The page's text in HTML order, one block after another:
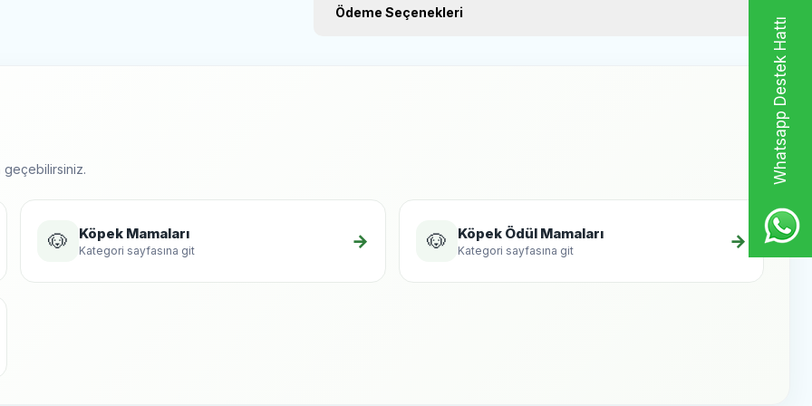
Whatsapp Destek Hattı
Ödeme Seçenekleri
geçebilirsiniz.
🐶 Köpek Mamaları
Kategori sayfasına git → 🐶 Köpek Ödül Mamaları
Kategori sayfasına git →